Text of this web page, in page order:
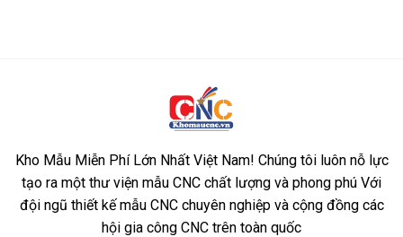
Kho Mẫu Miễn Phí Lớn Nhất Việt Nam! Chúng tôi luôn nỗ lực
tạo ra một thư viện mẫu CNC chất lượng và phong phú Với
đội ngũ thiết kế mẫu CNC chuyên nghiệp và cộng đồng các
hội gia công CNC trên toàn quốc